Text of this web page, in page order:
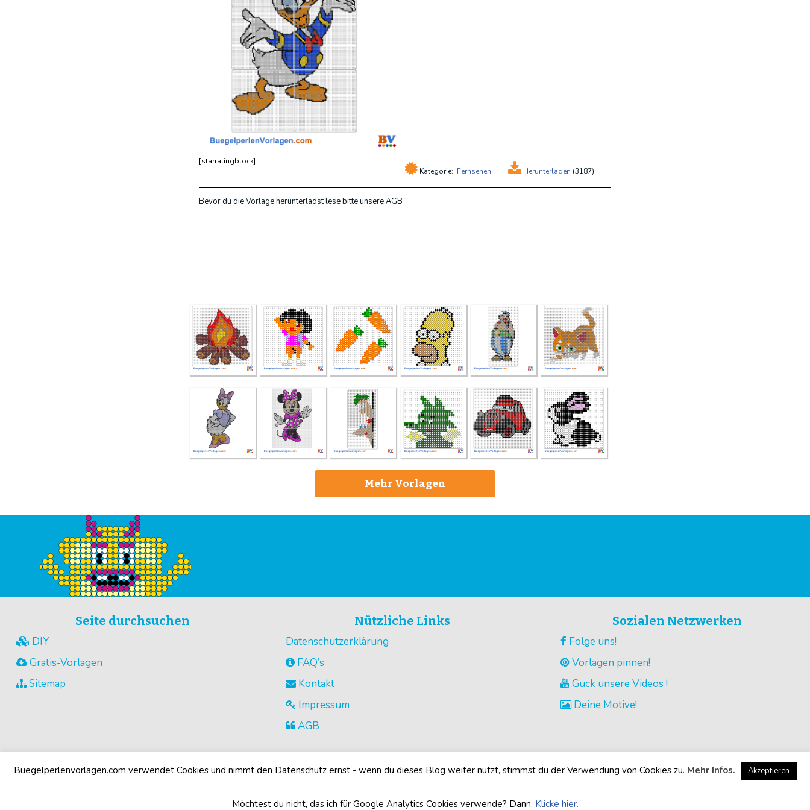
[starratingblock]
Herunterladen (3187)
Kategorie: Fernsehen
Bevor du die Vorlage herunterlädst lese bitte unsere AGB
Mehr Vorlagen
Seite durchsuchen
DIY
Gratis-Vorlagen
Sitemap
Nützliche Links
Datenschutzerklärung
FAQ’s
Kontakt
Impressum
AGB
Sozialen Netzwerken
Folge uns!
Vorlagen pinnen!
Guck unsere Videos !
Deine Motive!
Buegelperlenvorlagen.com verwendet Cookies und nimmt den Datenschutz ernst - wenn du dieses Blog weiter nutzt, stimmst du der Verwendung von Cookies zu. Mehr Infos. Akzeptieren
Möchtest du nicht, das ich für Google Analytics Cookies verwende? Dann, Klicke hier.